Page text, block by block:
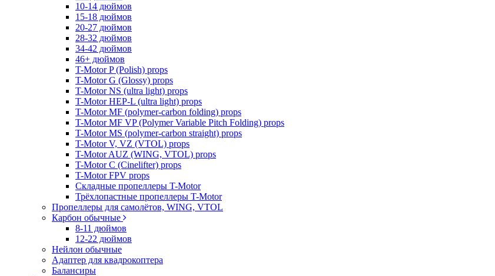
10-14 дюймов
15-18 дюймов
20-27 дюймов
28-32 дюймов
34-42 дюймов
46+ дюймов
T-Motor P (Polish) props
T-Motor G (Glossy) props
T-Motor NS (ultra light) props
T-Motor HEP-L (ultra light) props
T-Motor MF (polymer-carbon folding) props
T-Motor MF VP (Polymer Variable Pitch Folding) props
T-Motor MS (polymer-carbon straight) props
T-Motor V, VZ (VTOL) props
T-Motor AUZ (WING, VTOL) props
T-Motor C (Cinelifter) props
T-Motor FPV props
Складные пропеллеры T-Motor
Трёхлопастные пропеллеры T-Motor
Пропеллеры для самолётов, WING, VTOL
Карбон обычные
8-11 дюймов
12-22 дюймов
Нейлон обычные
Адаптер для квадрокоптера
Балансиры